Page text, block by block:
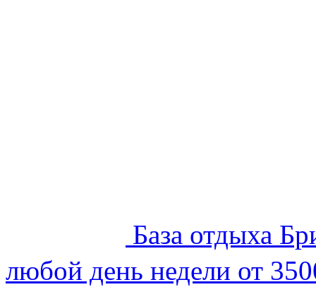
База отдыха
любой день недели от